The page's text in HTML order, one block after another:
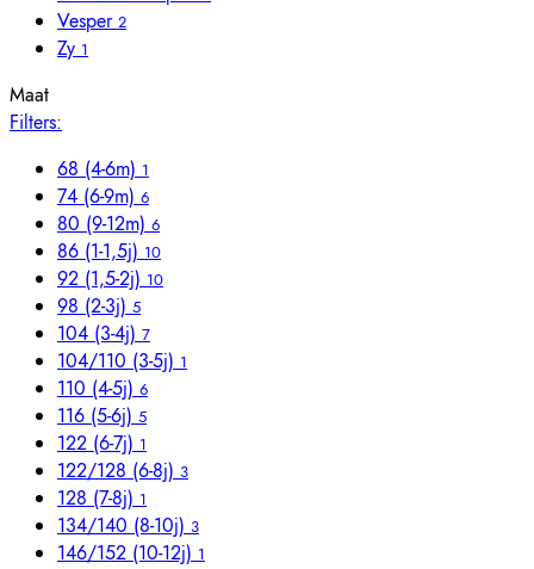
Vesper 2
Zy 1
Maat
Filters:
68 (4-6m) 1
74 (6-9m) 6
80 (9-12m) 6
86 (1-1,5j) 10
92 (1,5-2j) 10
98 (2-3j) 5
104 (3-4j) 7
104/110 (3-5j) 1
110 (4-5j) 6
116 (5-6j) 5
122 (6-7j) 1
122/128 (6-8j) 3
128 (7-8j) 1
134/140 (8-10j) 3
146/152 (10-12j) 1